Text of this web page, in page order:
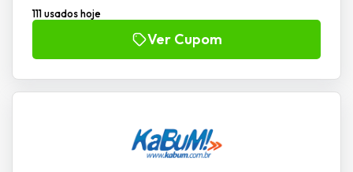
111 usados hoje
Ver Cupom